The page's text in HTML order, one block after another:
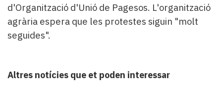
d'Organització d'Unió de Pagesos. L'organització
agrària espera que les protestes siguin "molt
seguides".
Altres notícies que et poden interessar